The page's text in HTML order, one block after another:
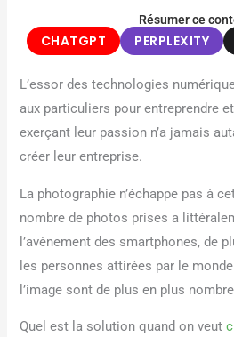
Résumer ce
CHATGPT PERPLEXITY
L’essor des technologies
aux particuliers pour entreprendre
exerçant leur passion n’a jamais
créer leur entreprise.
La photographie n’échappe pas à
nombre de photos prises a
l’avènement des smartphones, de
les personnes attirées par le
l’image sont de plus en plus
Quel est la solution quand on veut